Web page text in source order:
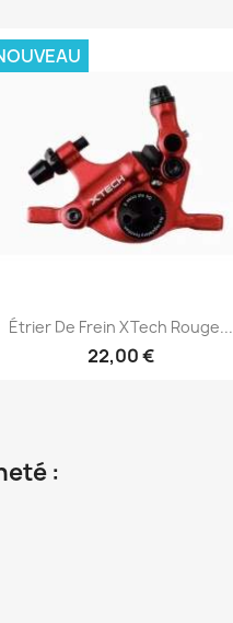
Aperçu rapide
Étrier De Frein XTech Rouge...
22,00 €
: